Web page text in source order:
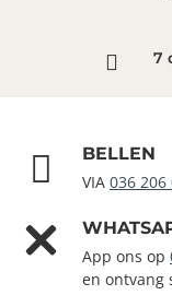
7
BELLEN
VIA 036 206
App ons op
en ontvang